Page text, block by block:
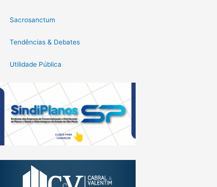
Sacrosanctum
Tendências & Debates
Utilidade Pública